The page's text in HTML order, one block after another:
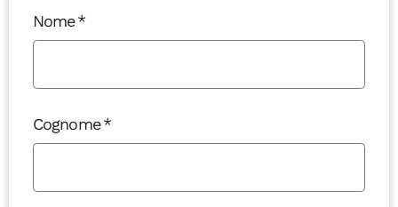
Nome
Cognome